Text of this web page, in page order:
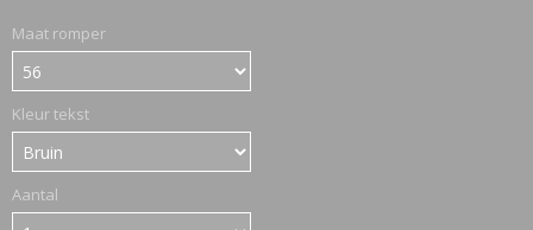
Maat romper
Kleur tekst
Aantal